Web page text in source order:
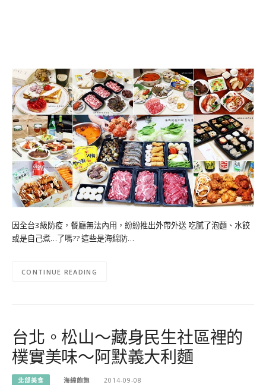
因全台3級防疫，餐廳無法內用，紛紛推出外帶外送 吃膩了泡麵、水餃
或是自己煮…了嗎?? 這些是海綿防…
CONTINUE READING
台北。松山～藏身民生社區裡的
樸實美味～阿默義大利麵
北部美食 海綿飽飽 2014-09-08